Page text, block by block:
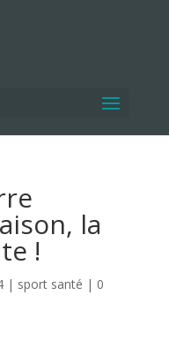
la
!
| sport santé | 0